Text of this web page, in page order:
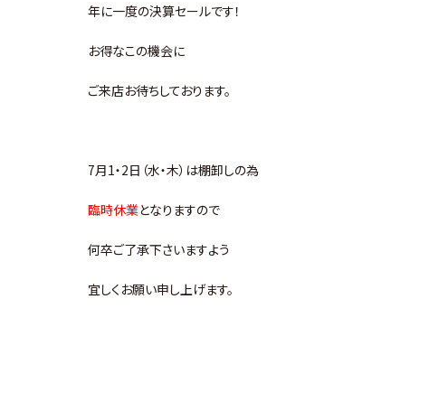
年に一度の決算セールです！
お得なこの機会に
ご来店お待ちしております。
7月1・2日（水・木）は棚卸しの為
臨時休業となりますので
何卒ご了承下さいますよう
宜しくお願い申し上げます。